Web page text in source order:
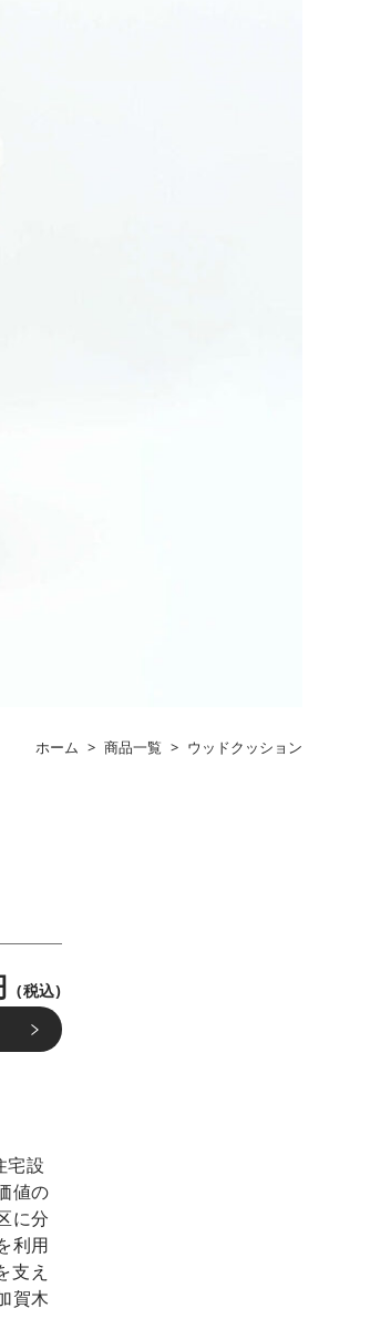
ホーム > 商品一覧 > ウッドクッション
(税込)
宅設
値の
に分
利用
支え
賀木